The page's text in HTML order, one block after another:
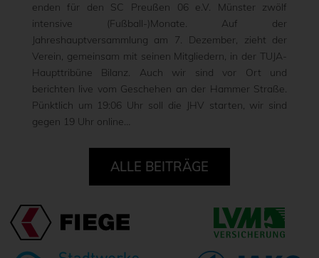
enden für den SC Preußen 06 e.V. Münster zwölf
intensive (Fußball-)Monate. Auf der
Jahreshauptversammlung am 7. Dezember, zieht der
Verein, gemeinsam mit seinen Mitgliedern, in der TUJA-
Haupttribüne Bilanz. Auch wir sind vor Ort und
berichten live vom Geschehen an der Hammer Straße.
Pünktlich um 19:06 Uhr soll die JHV starten, wir sind
gegen 19 Uhr online…
ALLE BEITRÄGE